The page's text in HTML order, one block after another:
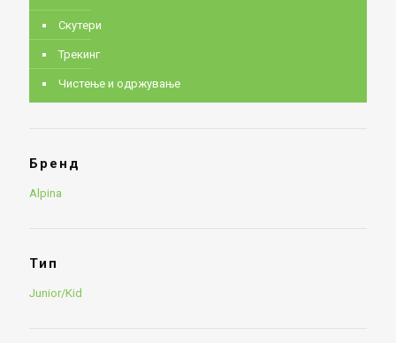
Скутери
Трекинг
Чистење и одржување
Бренд
Alpina
Тип
Junior/Kid